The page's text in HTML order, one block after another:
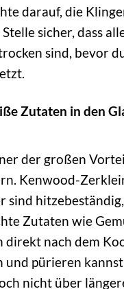
darauf, die
sicher, dass
sind, bevor
Zutaten in den
der großen
Kenwood-
sind
Zutaten wie
direkt nach dem
und pürieren
nicht über